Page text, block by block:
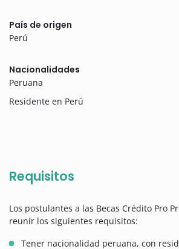
País de origen
Perú
Nacionalidades
Peruana
Residente en Perú
Requisitos
Los postulantes a las Becas Crédito Pro
reunir los siguientes requisitos:
Tener nacionalidad peruana, con